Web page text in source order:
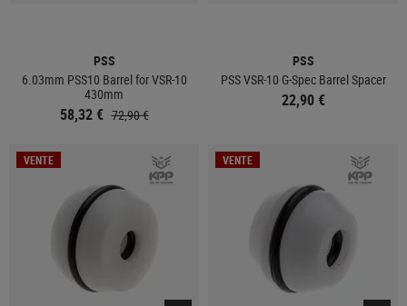
PSS
6.03mm PSS10 Barrel for VSR-10
430mm
58,32 € 72,90 €
PSS
PSS VSR-10 G-Spec Barrel Spacer
22,90 €
VENTE VENTE